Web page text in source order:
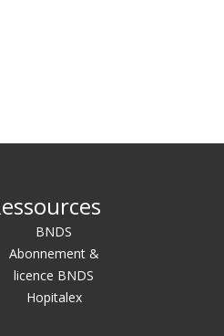
BNDS
Abonnement &
licence BNDS
Hopitalex